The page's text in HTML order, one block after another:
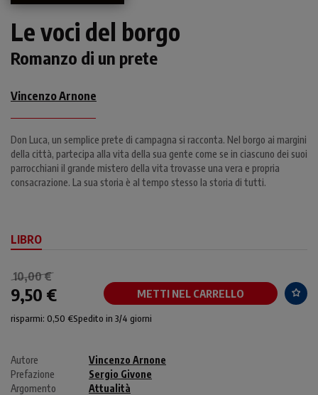
Le voci del borgo
Romanzo di un prete
Vincenzo Arnone
Don Luca, un semplice prete di campagna si racconta. Nel borgo ai margini
della città, partecipa alla vita della sua gente come se in ciascuno dei suoi
parrocchiani il grande mistero della vita trovasse una vera e propria
consacrazione. La sua storia è al tempo stesso la storia di tutti.
LIBRO
10,00 €
9,50 € METTI NEL CARRELLO
risparmi: 0,50 €Spedito in 3/4 giorni
Autore
Vincenzo Arnone
Prefazione
Sergio Givone
Argomento
Attualità